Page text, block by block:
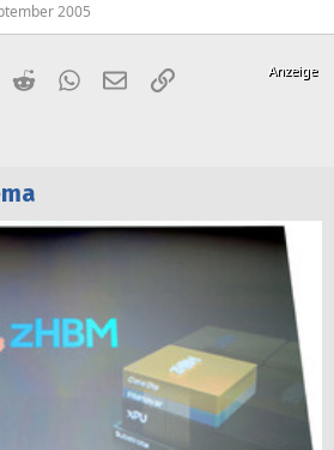
p
2005
RedditWhatsApp
E-MailLink